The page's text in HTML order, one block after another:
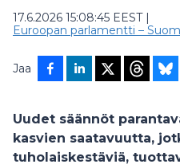
17.6.2026 15:08:45 EEST|
Euroopan parlamentti –
Jaa
Uudet säännöt
kasvien saatavuutta,
tuholaiskestäviä,